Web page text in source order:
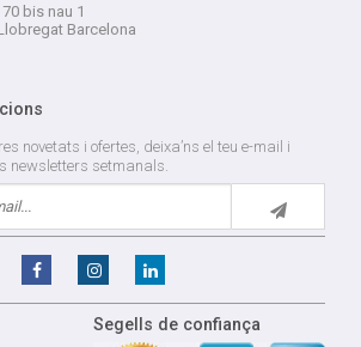
bis nau 1
Barcelona
novetats i ofertes, deixa’ns el teu e-mail i
newsletters setmanals.
Segells de confiança